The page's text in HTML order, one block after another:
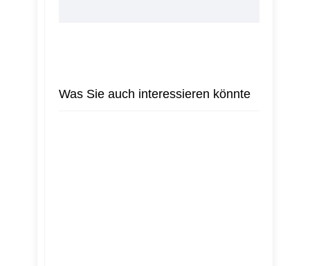
Was Sie auch interessieren könnte